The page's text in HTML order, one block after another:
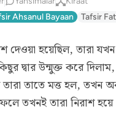
Ahsanul Bayaan Tafsir
দেওয়া হয়েছিল, তারা
দ্বার উন্মুক্ত করে
তাতে মত্ত হল, তখন
তখনই তারা নিরাশ